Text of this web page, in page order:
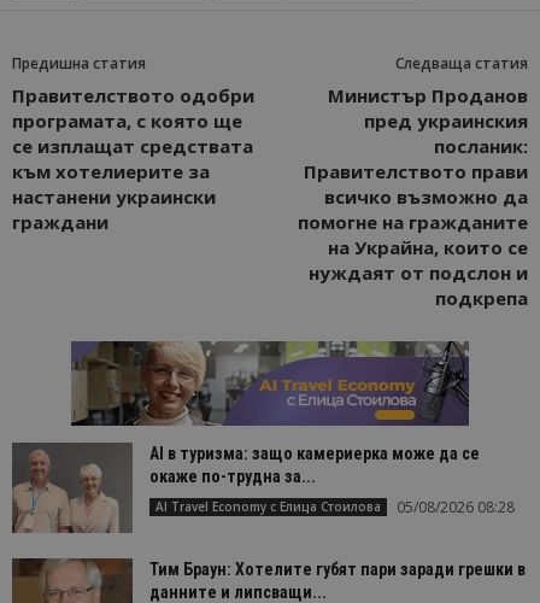
Предишна статия
Правителството одобри
програмата, с която ще
се изплащат средствата
към хотелиерите за
настанени украински
граждани
Следваща статия
Министър Проданов
пред украинския
посланик:
Правителството прави
всичко възможно да
помогне на гражданите
на Украйна, които се
нуждаят от подслон и
подкрепа
AI в туризма: защо камериерка може да се
окаже по-трудна за...
AI Travel Economy с Елица Стоилова 05/08/2026 08:28
Тим Браун: Хотелите губят пари заради грешки в
данните и липсващи...